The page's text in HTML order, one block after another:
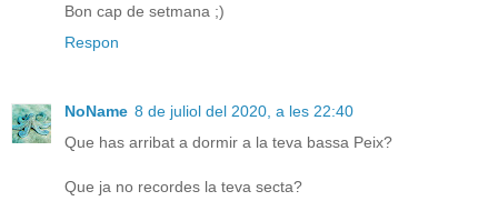
Bon cap de setmana ;)
Respon
NoName 8 de juliol del 2020, a les 22:40
Que has arribat a dormir a la teva bassa Peix?
Que ja no recordes la teva secta?